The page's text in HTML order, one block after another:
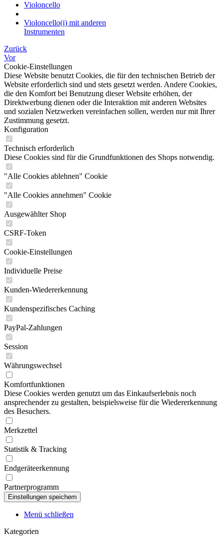
Violoncello
Violoncello(i) mit anderen
Instrumenten
Zurück
Vor
Cookie-Einstellungen
Diese Website benutzt Cookies, die für den technischen Betrieb der
Website erforderlich sind und stets gesetzt werden. Andere Cookies,
die den Komfort bei Benutzung dieser Website erhöhen, der
Direktwerbung dienen oder die Interaktion mit anderen Websites
und sozialen Netzwerken vereinfachen sollen, werden nur mit Ihrer
Zustimmung gesetzt.
Konfiguration
Technisch erforderlich
Diese Cookies sind für die Grundfunktionen des Shops notwendig.
"Alle Cookies ablehnen" Cookie
"Alle Cookies annehmen" Cookie
Ausgewählter Shop
CSRF-Token
Cookie-Einstellungen
Individuelle Preise
Kunden-Wiedererkennung
Kundenspezifisches Caching
PayPal-Zahlungen
Session
Währungswechsel
Komfortfunktionen
Diese Cookies werden genutzt um das Einkaufserlebnis noch
ansprechender zu gestalten, beispielsweise für die Wiedererkennung
des Besuchers.
Merkzettel
Statistik & Tracking
Endgeräteerkennung
Partnerprogramm
Menü schließen
Kategorien